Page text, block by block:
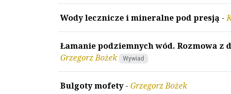
Wody lecznicze i mineralne pod presją -
Łamanie podziemnych wód. Rozmowa z
Grzegorz Bożek
Wywiad
Bulgoty mofety- Grzegorz Bożek